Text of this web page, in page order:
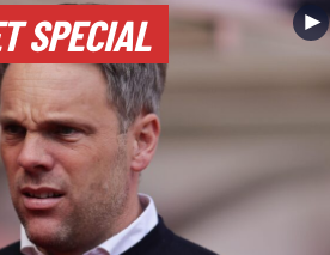
SPECIAL ►